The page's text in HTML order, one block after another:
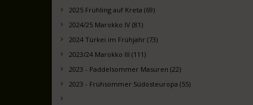
2025 Frühling auf Kreta (69)
2024/25 Marokko IV (81)
2024 Türkei im Frühjahr (73)
2023/24 Marokko III (111)
2023 - Paddelsommer Masuren (22)
2023 - Frühsommer Südosteuropa (55)